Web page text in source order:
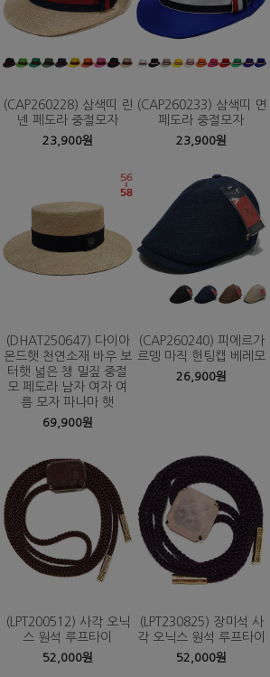
(CAP260228) 삼색띠 린
넨 페도라 중절모자
23,900원
(CAP260233) 삼색띠 면
페도라 중절모자
23,900원
(DHAT250647) 다이아
몬드햇 천연소재 바우 보
터햇 넓은 챙 밀짚 중절
모 페도라 남자 여자 여
름 모자 파나마 햇
69,900원
(CAP260240) 피에르가
르뎅 마직 헌팅캡 베레모
26,900원
(LPT200512) 사각 오닉
스 원석 루프타이
52,000원
(LPT230825) 장미석 사
각 오닉스 원석 루프타이
52,000원